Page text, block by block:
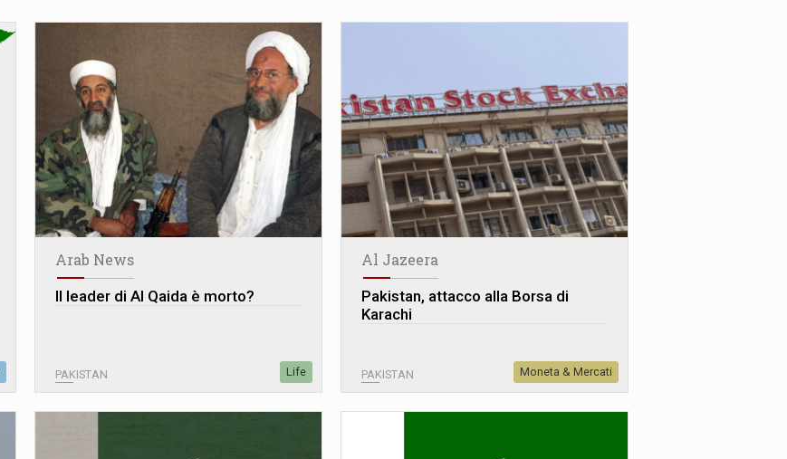
Arab News
Il leader di Al Qaida è morto?
PAKISTAN Life
Al Jazeera
Pakistan, attacco alla Borsa di
Karachi
PAKISTAN Moneta & Mercati